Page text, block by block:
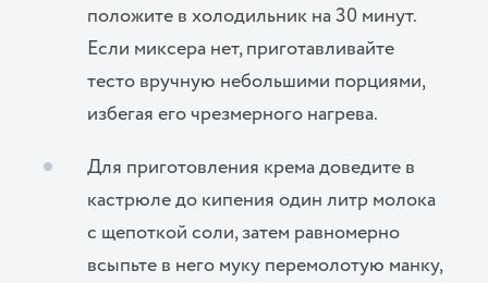
положите в холодильник на 30 минут.
Если миксера нет, приготавливайте
тесто вручную небольшими порциями,
избегая его чрезмерного нагрева.
Для приготовления крема доведите в
кастрюле до кипения один литр молока
с щепоткой соли, затем равномерно
всыпьте в него муку перемолотую манку,